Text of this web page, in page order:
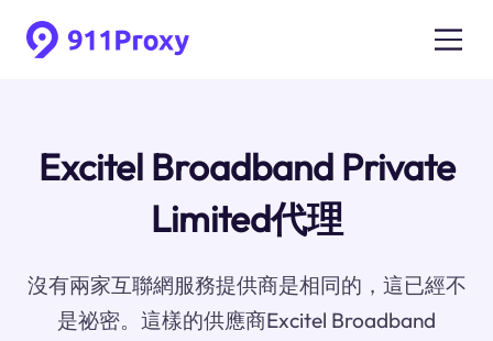
Excitel Broadband Private
Limited代理
沒有兩家互聯網服務提供商是相同的，這已經不
是祕密。這樣的供應商Excitel Broadband